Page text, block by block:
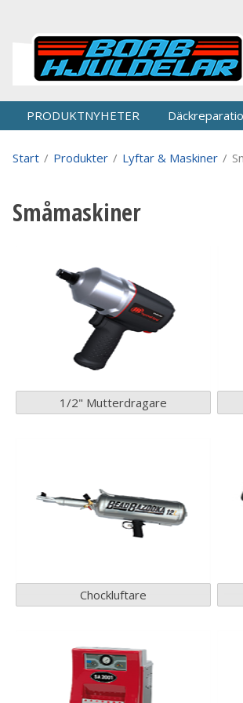
PRODUKTNYHETER
Start / Produkter / Lyftar & Maskiner /
Småmaskiner
1/2" Mutterdragare
Chockluftare